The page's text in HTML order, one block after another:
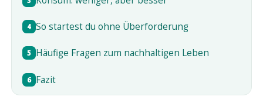
4 So startest du ohne Überforderung
5 Häufige Fragen zum nachhaltigen Leben
6 Fazit